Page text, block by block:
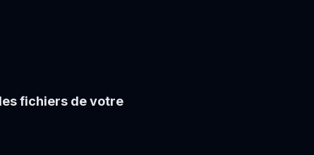
fichiers de votre